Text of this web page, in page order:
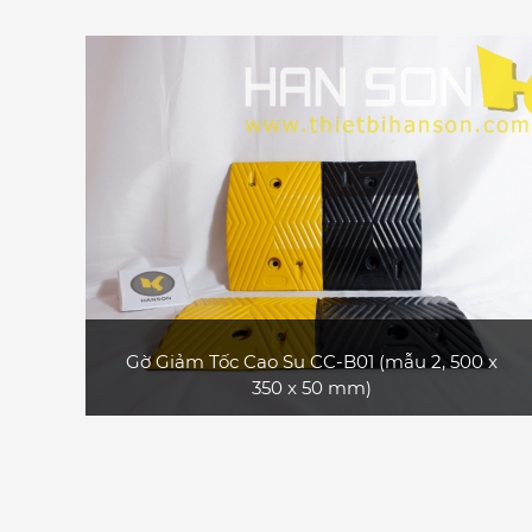
(loại dày 50 mm) bền và đẹp, dùng làm đầu
bo tròn cho gờ giảm tốc cao su CC-B01 mẫu
1 và CC-B01 mẫu 2
XEM CHI TIẾT
Gờ Giảm Tốc Cao Su CC-B01 (mẫu 2, 500 x
350 x 50 mm)